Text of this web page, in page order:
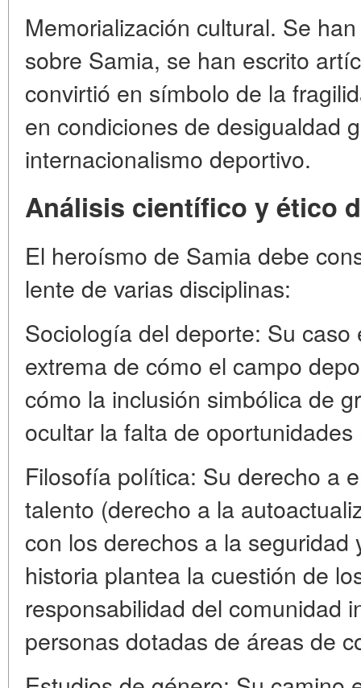
Memorialización cultural. Se
sobre Samia, se han escrito
convirtió en símbolo de la
en condiciones de desigualdad
internacionalismo deportivo.
Análisis científico y ético
El heroísmo de Samia debe
lente de varias disciplinas:
Sociología del deporte: Su caso
extrema de cómo el campo
cómo la inclusión simbólica de
ocultar la falta de oportunidades
Filosofía política: Su derecho a
talento (derecho a la
con los derechos a la seguridad
historia plantea la cuestión de
responsabilidad del comunidad
personas dotadas de áreas de